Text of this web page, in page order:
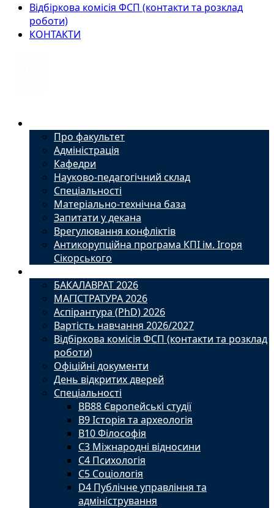
Відбіркова комісія ФСП (контакти та розклад
роботи)
КОНТАКТИ
Про факультет
Адміністрація
Кафедри
Науково-педагогічний склад
Спеціальності
Матеріально-технічна база
Запитати у декана
Врегулювання конфліктів
Антикорупційна програма КПІ ім. Ігоря
Сікорського
БАКАЛАВРАТ 2026
МАГІСТРАТУРА 2026
Аспірантура (PhD) 2026
Вартість навчання 2026/2027
Відбіркова комісія ФСП (контакти та розклад
роботи)
Офіційні документи
День відкритих дверей
Спеціальності
BВ88 Європейські студії
B9 Історія та археологія
B10 Філософія
C3 Міжнародні відносини
C4 Психологія
С5 Соціологія
D4 Публічне управління та
адміністрування